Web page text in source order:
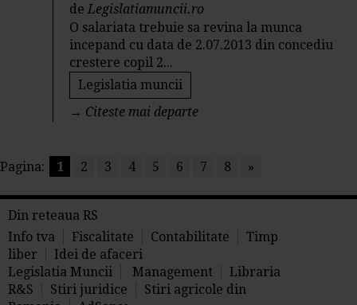
deLegislatiamuncii.ro
O salariata trebuie sa revina la munca
incepand cu data de 2.07.2013 din concediu
crestere copil 2...
Legislatia muncii
→ Citeste mai departe
Pagina: 1 2 3 4 5 6 7 8 »
Din reteaua RS
Info tva
Fiscalitate Contabilitate
Timp
liber
Idei de afaceri
Legislatia Muncii
Management
Libraria
R&S
Stiri juridice
Stiri agricole din